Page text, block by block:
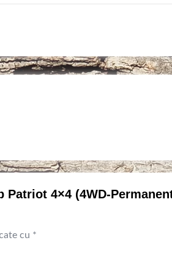
Patriot 4×4 (4WD-
cu *